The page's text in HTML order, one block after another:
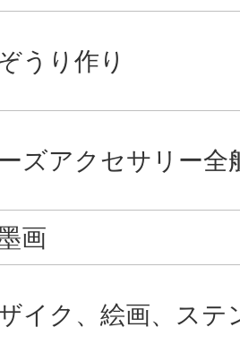
うり作り
ズアクセサリー全
画
イク、絵画、ステ